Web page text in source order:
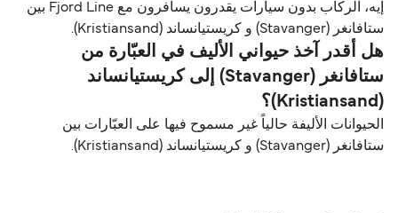
إيه، الركاب بدون سيارات يقدرون يسافرون مع Fjord Line بين
ستافانغر (Stavanger) و كريستيانساند (Kristiansand).
هل أقدر آخذ حيواني الأليف في العبّارة من
ستافانغر (Stavanger) إلى كريستيانساند
(Kristiansand)؟
الحيوانات الأليفة حالياً غير مسموح فيها على العبّارات بين
ستافانغر (Stavanger) و كريستيانساند (Kristiansand).